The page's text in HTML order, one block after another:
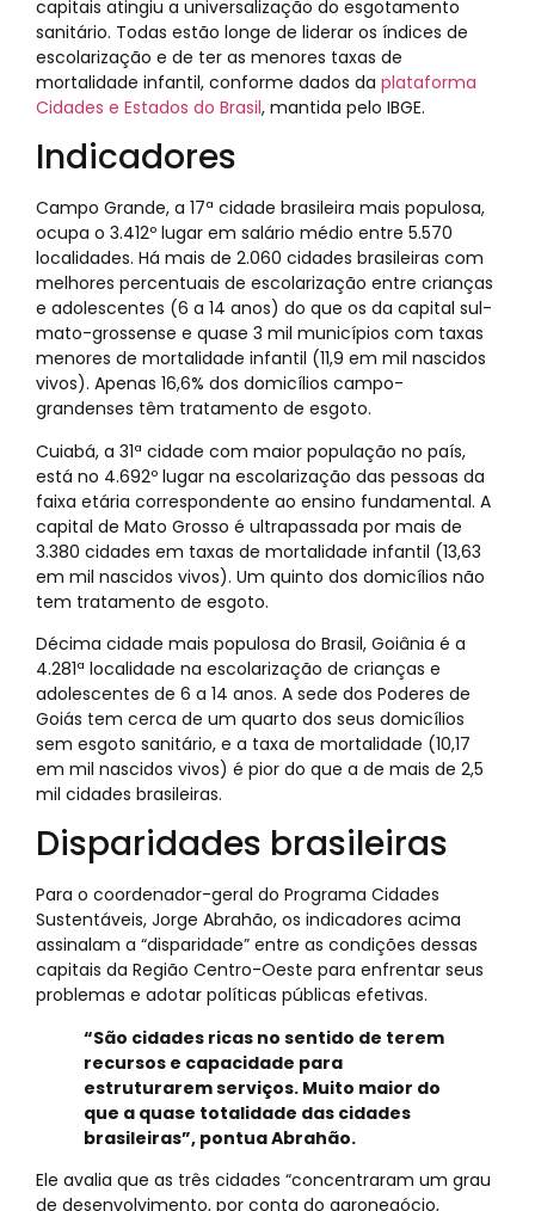
capitais atingiu a universalização do esgotamento
sanitário. Todas estão longe de liderar os índices de
escolarização e de ter as menores taxas de
mortalidade infantil, conforme dados da plataforma
Cidades e Estados do Brasil, mantida pelo IBGE.
Indicadores
Campo Grande, a 17ª cidade brasileira mais populosa,
ocupa o 3.412º lugar em salário médio entre 5.570
localidades. Há mais de 2.060 cidades brasileiras com
melhores percentuais de escolarização entre crianças
e adolescentes (6 a 14 anos) do que os da capital sul-
mato-grossense e quase 3 mil municípios com taxas
menores de mortalidade infantil (11,9 em mil nascidos
vivos). Apenas 16,6% dos domicílios campo-
grandenses têm tratamento de esgoto.
Cuiabá, a 31ª cidade com maior população no país,
está no 4.692º lugar na escolarização das pessoas da
faixa etária correspondente ao ensino fundamental. A
capital de Mato Grosso é ultrapassada por mais de
3.380 cidades em taxas de mortalidade infantil (13,63
em mil nascidos vivos). Um quinto dos domicílios não
tem tratamento de esgoto.
Décima cidade mais populosa do Brasil, Goiânia é a
4.281ª localidade na escolarização de crianças e
adolescentes de 6 a 14 anos. A sede dos Poderes de
Goiás tem cerca de um quarto dos seus domicílios
sem esgoto sanitário, e a taxa de mortalidade (10,17
em mil nascidos vivos) é pior do que a de mais de 2,5
mil cidades brasileiras.
Disparidades brasileiras
Para o coordenador-geral do Programa Cidades
Sustentáveis, Jorge Abrahão, os indicadores acima
assinalam a “disparidade” entre as condições dessas
capitais da Região Centro-Oeste para enfrentar seus
problemas e adotar políticas públicas efetivas.
“São cidades ricas no sentido de terem
recursos e capacidade para
estruturarem serviços. Muito maior do
que a quase totalidade das cidades
brasileiras”, pontua Abrahão.
Ele avalia que as três cidades “concentraram um grau
de desenvolvimento, por conta do agronegócio,